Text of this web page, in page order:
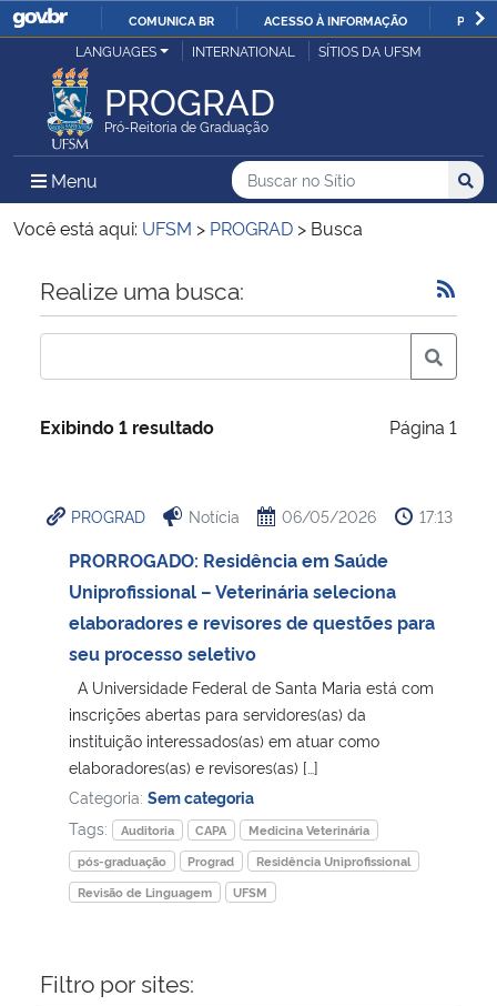
IR
O
COMUNICA BR ACESSO À INFORMAÇÃO
Ministério da Justiça e Segurança Pública
Ministério da Defesa
Ministério das Relações Exteriores
Ministério da Economia
Ministério da Infraestrutura
Ministério da Cidadania
Ministério de Minas e Energia
Ministério da Ciência, Tecnologia, Inovações e Comunicações
Ministério do Meio Ambiente
Ministério do Turismo
Ministério do Desenvolvimento Regional
Ministério da Mulher, da Família e dos Direitos Humanos
LANGUAGES INTERNATIONAL SÍTIOS DA UFSM
PROGRAD
Pró-Reitoria de Graduação
Menu Menu Principal do Sítio
Busca
Buscar no no Sítio
Busca:
Você está aqui: UFSM > PROGRAD > Busca
Início do conteúdo
Realize uma busca:
Exibindo 1 resultado Página 1
PROGRAD Notícia 06/05/2026 17:13
PRORROGADO: Residência em Saúde
Uniprofissional – Veterinária seleciona
elaboradores e revisores de questões para
seu processo seletivo
A Universidade Federal de Santa Maria está com
inscrições abertas para servidores(as) da
instituição interessados(as) em atuar como
elaboradores(as) e revisores(as) […]
Categoria: Sem categoria
Tags:
Auditoria CAPA
Medicina Veterinária
pós-graduação
Prograd
Residência Uniprofissional
Revisão de Linguagem
UFSM
Filtro por sites: